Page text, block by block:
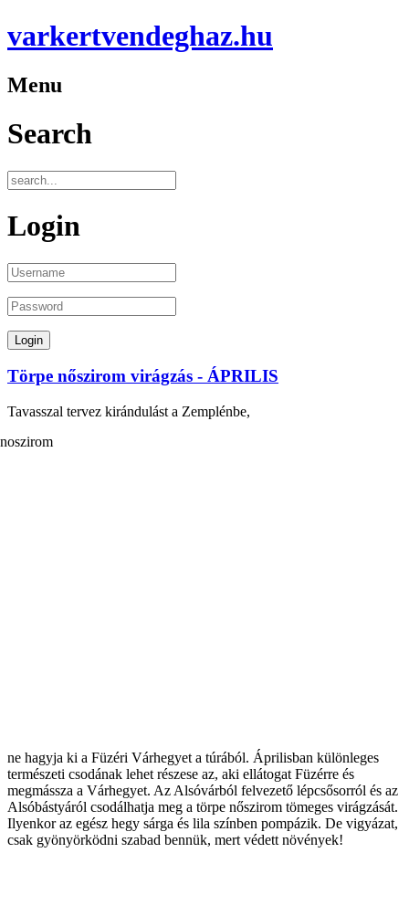
varkertvendeghaz.hu
Menu
Search
Login
Törpe nőszirom virágzás - ÁPRILIS
Tavasszal tervez kirándulást a Zemplénbe,
ne hagyja ki a Füzéri Várhegyet a túrából. Áprilisban különleges
természeti csodának lehet részese az, aki ellátogat Füzérre és
megmássza a Várhegyet. Az Alsóvárból felvezető lépcsősorról és az
Alsóbástyáról csodálhatja meg a törpe nőszirom tömeges virágzását.
Ilyenkor az egész hegy sárga és lila színben pompázik. De vigyázat,
csak gyönyörködni szabad bennük, mert védett növények!